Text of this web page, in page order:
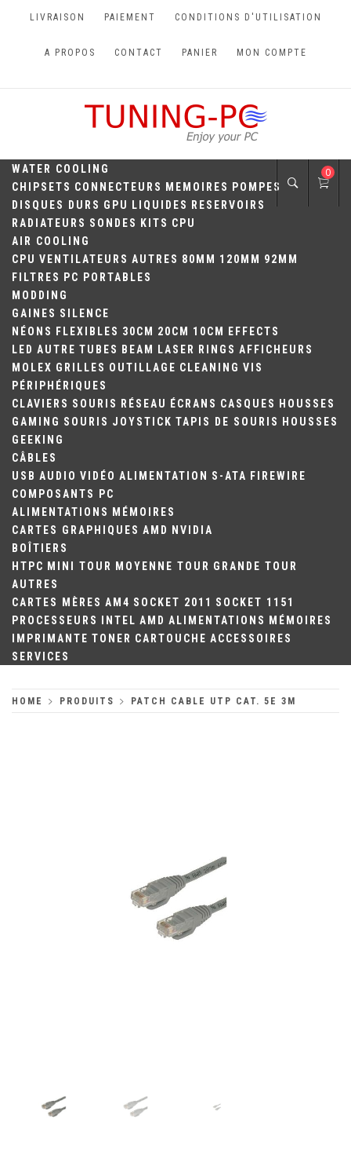
LIVRAISON PAIEMENT CONDITIONS D'UTILISATION
A PROPOS CONTACT PANIER MON COMPTE
TUNING-PC
WATER COOLING
CHIPSETS CONNECTEURS MEMOIRES
POMPES
DISQUES DURS GPU LIQUIDES
RESERVOIRS
RADIATEURS SONDES KITS CPU
AIR COOLING
CPU VENTILATEURS AUTRES 80MM 120MM
92MM
FILTRES
PC PORTABLES
MODDING
GAINES SILENCE
NÉONS
FLEXIBLES 30CM 20CM 10CM
EFFECTS
LED AUTRE TUBES BEAM LASER RINGS AFFICHEURS
MOLEX GRILLES OUTILLAGE CLEANING VIS
PÉRIPHÉRIQUES
CLAVIERS SOURIS RÉSEAU ÉCRANS CASQUES
HOUSSES
GAMING SOURIS JOYSTICK TAPIS DE SOURIS
HOUSSES
GEEKING
CÂBLES
USB AUDIO VIDÉO ALIMENTATION S-ATA FIREWIRE
COMPOSANTS PC
ALIMENTATIONS
MÉMOIRES
CARTES GRAPHIQUES AMD
NVIDIA
BOÎTIERS
HTPC MINI TOUR MOYENNE TOUR GRANDE TOUR
AUTRES
CARTES MÈRES AM4 SOCKET 2011
SOCKET 1151
PROCESSEURS
INTEL AMD ALIMENTATIONS
MÉMOIRES
IMPRIMANTE TONER CARTOUCHE ACCESSOIRES
SERVICES
0
HOME PRODUITS PATCH CABLE UTP CAT. 5E 3M